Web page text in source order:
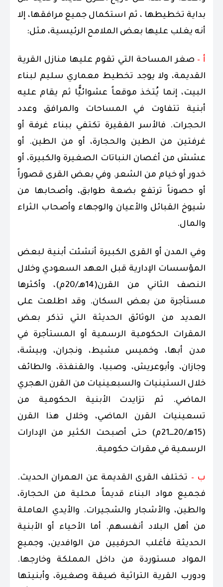
بداية تخطيطها ، ثم استكمال جميع مرافقها، إلا
أنه يغلب عليها بعض الملامح الرئيسية، مثل:
أ – صغر المساحة التي تقوم عليها منازل القرية
القديمة، ولا يوجد تخطيط معماري سليم لبناء
البيت، إنما يُتخذ موقعاً عشوائيًّا ثم يقام عليه
أبنية تتفاوت في المساحات والمرافق وعدد
الحجرات. فالأسر الفقيرة تكتفي ببناء غرفة أو
غرفتين من الطين والحجارة، أو من الطين. أو
عشش من أغصان النباتات الصغيرة والكبيرة، أو
خدور أو خيام من الشعر. وفي بعض القرى قصوراً
أو حصوناً ترتفع بضعة طوابق، وأصحابها من
شيوخ القبائل والأعيان والوجهاء وأصحاب الثراء
والمال.
وفي المدن أو القرى الكبيرة أنشئت أبنية لبعض
المؤسسات الإدارية قبل العهد السعودي وخلال
النصف الثاني من القرن(14هـ/20م)، وأكثرها
مستأجرة من بعض السكان. وقد اطلعت على
العديد من الوثائق الحديثة التي تذكر بعض
المقرات الحكومية الرسمية أو المستأجرة في
مدن أبها، وخميس مشيط، ونجران، وبيشة،
وجازان، وأبوعريش، وصبيا، والقنفذة، والطائف
خلال الستينيات والسبعينيات من القرن الهجري
الماضي. ثم تزايدت الأبنية الحكومية من
تسعينيات القرن الماضي، وخلال هذا القرن
(15هـ/20ـــ21م) حتى أصبحت الكثير من الإدارات
الرسمية في مقرات حكومية.
ب – تختلف القرى القديمة عن العمران الحديث.
فجميع مواد البناء قديماً محلية من الحجارة،
والطين، والأشجار والشجيرات. والأيدي العاملة
من أهل البلاد أنفسهم. أما الأحياء أو الأبنية
الحديثة فأغلب الحرفيين من الوافدين، وجميع
المواد مستوردة من داخل المملكة وخارجها.
ودورب القرية التراثية ضيقة وصغيرة، وأبنيتها